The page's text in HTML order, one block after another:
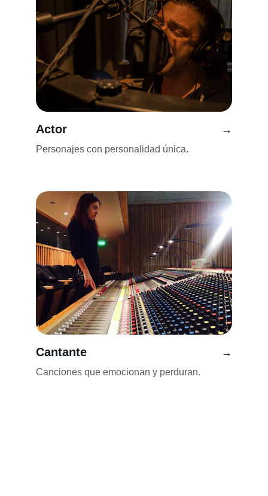
Actor
Personajes con personalidad única.
Cantante
Canciones que emocionan y perduran.
→
→